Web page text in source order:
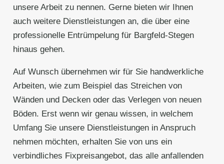
unsere Arbeit zu nennen. Gerne bieten wir Ihnen
auch weitere Dienstleistungen an, die über eine
professionelle Entrümpelung für Bargfeld-Stegen
hinaus gehen.
Auf Wunsch übernehmen wir für Sie handwerkliche
Arbeiten, wie zum Beispiel das Streichen von
Wänden und Decken oder das Verlegen von neuen
Böden. Erst wenn wir genau wissen, in welchem
Umfang Sie unsere Dienstleistungen in Anspruch
nehmen möchten, erhalten Sie von uns ein
verbindliches Fixpreisangebot, das alle anfallenden